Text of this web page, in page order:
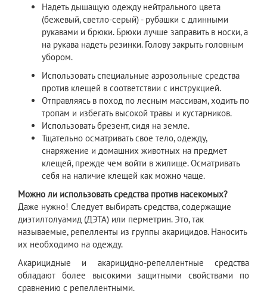
Надеть дышащую одежду нейтрального цвета
(бежевый, светло-серый) - рубашки с длинными
рукавами и брюки. Брюки лучше заправить в носки, а
на рукава надеть резинки. Голову закрыть головным
убором.
Использовать специальные аэрозольные средства
против клещей в соответствии с инструкцией.
Отправляясь в поход по лесным массивам, ходить по
тропам и избегать высокой травы и кустарников.
Использовать брезент, сидя на земле.
Тщательно осматривать свое тело, одежду,
снаряжение и домашних животных на предмет
клещей, прежде чем войти в жилище. Осматривать
себя на наличие клещей как можно чаще.
Можно ли использовать средства против насекомых?
Даже нужно! Следует выбирать средства, содержащие
диэтилтолуамид (ДЭТА) или перметрин. Это, так
называемые, репелленты из группы акарицидов. Наносить
их необходимо на одежду.
Акарицидные и акарицидно-репеллентные средства
обладают более высокими защитными свойствами по
сравнению с репеллентными.